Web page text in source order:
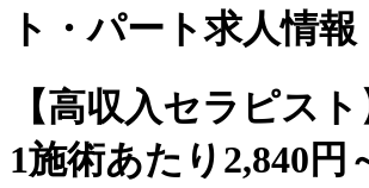
ト・パート求人情報
【高収入セラピス
1施術あたり2,840円